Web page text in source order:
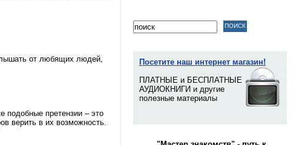
от любящих людей,
подобные претензии – это
верить в их возможность.
Посетите наш интернет магазин!
ПЛАТНЫЕ и БЕСПЛАТНЫЕ
АУДИОКНИГИ и другие
полезные материалы